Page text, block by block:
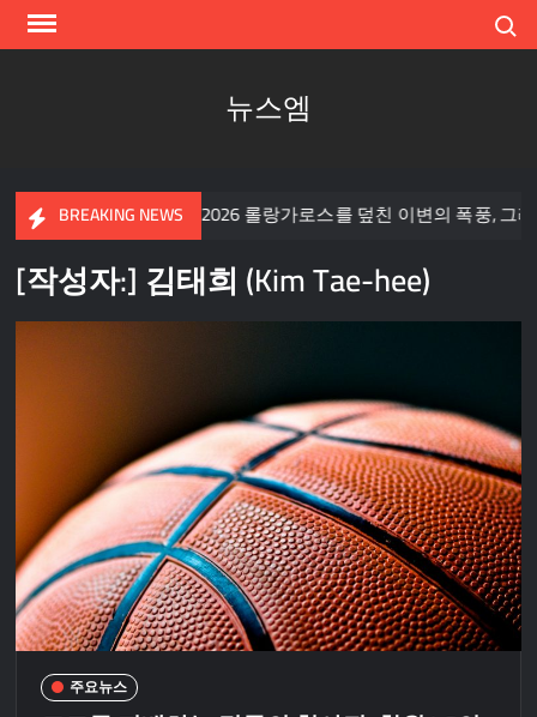
Skip
뉴스엠
BREAKING NEWS
픽처 2026 롤랑가로스를 덮친 이변의 폭풍, 그리고 조코
[작성자:] 김태희 (Kim Tae-hee)
주요뉴스